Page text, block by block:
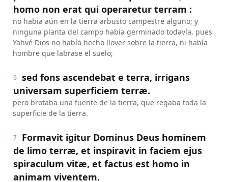
homo non erat qui operaretur terram :
no había aún en la tierra arbusto campestre alguno; y
ninguna planta del campo había germinado todavía, pues
Yahvé Dios no había hecho llover sobre la tierra, ni había
hombre que labrase el suelo;
6
sed fons ascendebat e terra, irrigans
universam superficiem terræ.
pero brotaba una fuente de la tierra, que regaba toda la
superficie de la tierra.
7
Formavit igitur Dominus Deus hominem
de limo terræ, et inspiravit in faciem ejus
spiraculum vitæ, et factus est homo in
animam viventem.